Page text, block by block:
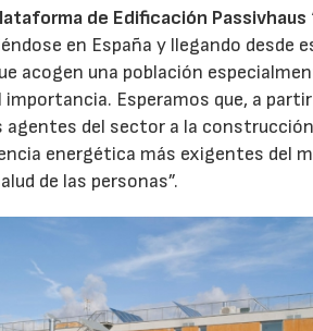
de Edificación Passivhaus
en España y llegando desde
acogen una población
Esperamos que, a
del sector a la
energética más exigentes del
de las personas”.